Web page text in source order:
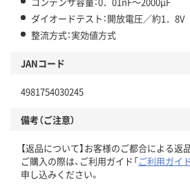
ダイオードテスト：開放電圧／約1．8V
整流方式：実効値方式
JANコード
4981754030245
備考（ご注意）
【返品について】お客様のご都合による返
ご購入の際は、ご利用ガイド「ご利用ガイド
申し込みください。